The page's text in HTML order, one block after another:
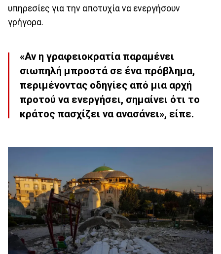
υπηρεσίες για την αποτυχία να ενεργήσουν
γρήγορα.
«Αν η γραφειοκρατία παραμένει
σιωπηλή μπροστά σε ένα πρόβλημα,
περιμένοντας οδηγίες από μια αρχή
προτού να ενεργήσει, σημαίνει ότι το
κράτος πασχίζει να ανασάνει», είπε.